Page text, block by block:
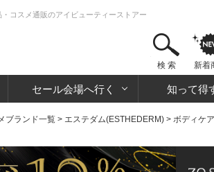
コスメ通販のアイビューティーストアー
検 索 新着
セール会場へ行く 知って得
ブランド一覧 > エステダム(ESTHEDERM) > ボディケア